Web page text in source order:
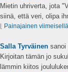
Mietin uhriverta, jota
siinä, että veri, olipa
⌊ Painajainen
Salla Tyrväinen sanoi
Kirjoitan tämän jo
lämmin kiitos